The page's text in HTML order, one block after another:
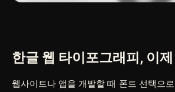
한글 웹 타이포그래피, 이
웹사이트나 앱을 개발할 때 폰트 선택으